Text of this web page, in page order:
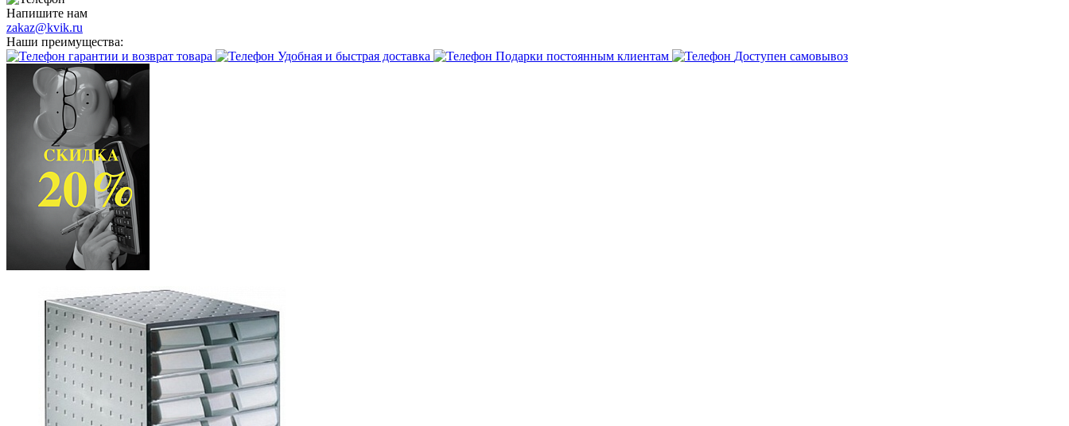
Напишите нам
zakaz@kvik.ru
Наши преимущества:
гарантии и возврат товара
Удобная и быстрая доставка Подарки постоянным клиентам Доступен самовывоз